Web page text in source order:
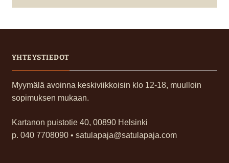
YHTEYSTIEDOT
Myymälä avoinna keskiviikkoisin klo 12-18, muulloin
sopimuksen mukaan.
Kartanon puistotie 40, 00890 Helsinki
p. 040 7708090 • satulapaja@satulapaja.com